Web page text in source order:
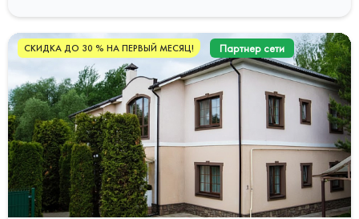
СКИДКА ДО 30 % НА ПЕРВЫЙ МЕСЯЦ! Партнер сети